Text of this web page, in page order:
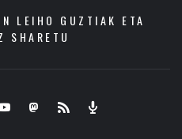
LEIHO GUZTIAK ETA
SHARETU
Mastodon.eus
RSS Podcast